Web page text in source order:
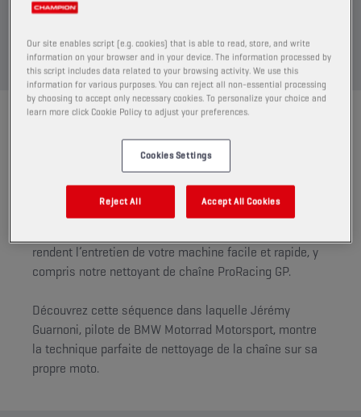
Découvrez ci-dessous comment les pilotes de l’usine BMW
parfait état.
COMMENT FAIRE
NETTOYEZ LA CHAÎNE DE VOTRE
Envie de passer moins de temps à nettoyer et plus de
temps à sillonner les routes ?
rendent l’entretien de votre machine facile et rapide, y
compris notre nettoyant de chaîne ProRacing GP.
Découvrez cette séquence dans laquelle Jérémy
Guarnoni, pilote de BMW Motorrad Motorsport, montre
la technique parfaite de nettoyage de la chaîne sur sa
propre moto.
Our site enables script (e.g. cookies) that is able to read, store, and write
information on your browser and in your device. The information processed by
this script includes data related to your browsing activity. We use this
information for various purposes. You can reject all non-essential processing
by choosing to accept only necessary cookies. To personalize your choice and
learn more click Cookie Policy to adjust your preferences.
Cookies Settings
Reject All Accept All Cookies